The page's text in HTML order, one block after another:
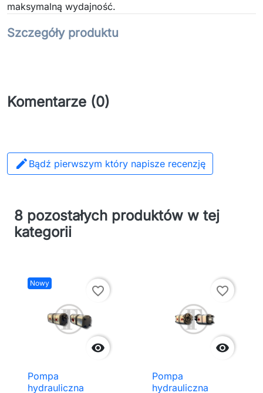
maksymalną wydajność.
Szczegóły produktu
Komentarze (0)
 Bądź pierwszym który napisze recenzję
8 pozostałych produktów w tej
kategorii
Nowy

favorite_border
Pompa
hydrauliczna

favorite_border
Pompa
hydrauliczna